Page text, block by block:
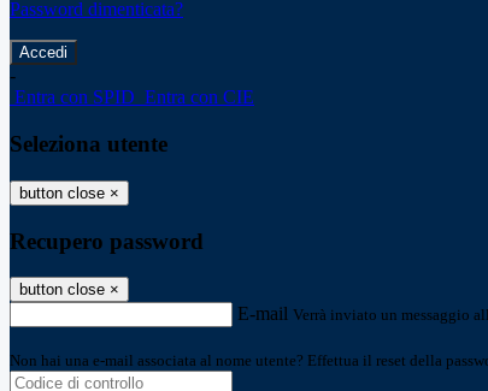
Password dimenticata?
-
Entra con SPID Entra con CIE
Seleziona utente
button close ×
Recupero password
button close ×
E-mail Verrà inviato un messaggio
Non hai una e-mail associata al nome utente? Effettua il reset della